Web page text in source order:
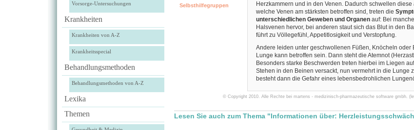
Vorsorge-Untersuchungen
Krankheiten
Krankheiten von A-Z
Krankheitsspecial
Behandlungsmethoden
Behandlungsmethoden von A-Z
Lexika
Themen
Selbsthilfegruppen
Herzkammern und in den Venen. Dadurch schwellen diese
welche Venen am stärksten betroffen sind, treten die
unterschiedlichen Geweben und Organenauf: Bei
Halsvenen hervor, bei anderen staut sich das Blut in den
führt zu Völlegefühl, Appetitlosigkeit und Verstopfung.
Andere leiden unter geschwollenen Füßen, Knöcheln oder
Lunge kann betroffen sein. Dann steht die Atemnot
Besonders starke Beschwerden treten hierbei im Liegen
Stehen in den Beinen versackt, nun vermehrt in die Lunge
besteht dann die Gefahr eines lebensbedrohlichen
© Copyright 2010. Alle Rechte bei martens - medizinisch-pharmazeutische software gmbh.
Lesen Sie auch zum Thema "Informationen über: